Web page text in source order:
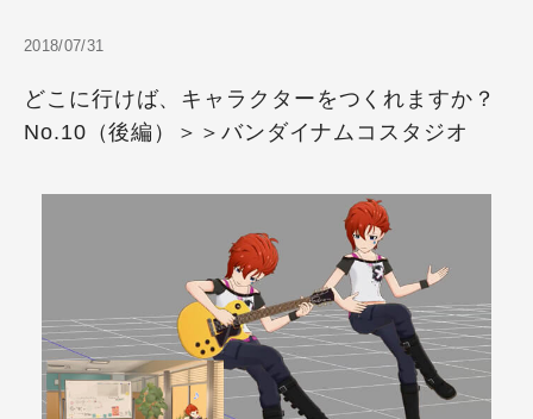
2018/07/31
どこに行けば、キャラクターをつくれますか？
No.10（後編）＞＞バンダイナムコスタジオ